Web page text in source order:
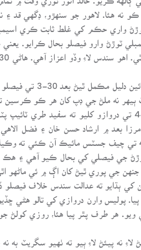
هئا. لاهور جو سنهڙو، ڊگهي قد ۽
واري حڪم کي غلط ثابت ڪري
11 وڳي عدالت وقفو ڪيو. 40-11
ٻيهر نه ملڻ جي ڊپ کان هر ڪو ڪرسين
ٿيو، پر جج نه آيا. دروازي ڏانهن ڏسندي ڏسندي اکين ۾ سور پئجي ويو. نيٺ 20-4
بعد ۾ ارشاد حسن خان ۽ فضل الاهي
جسٽس ضياءَ محمود مرزا، جسٽس سليم اختر ۽ آخر ۾ چيف جسٽس اندر آيا. 25-4
جي پوري ٿيڻ کان اڳ ۾ ئي ماڻهو
ٻڌايو ته عدالت سندس خلاف فيصلو
هر طرف پٿر پيا هئا، روزي کولڻ جو
نه پيئڻ لاءِ ٻيو ته ٺهيو سگريٽ به